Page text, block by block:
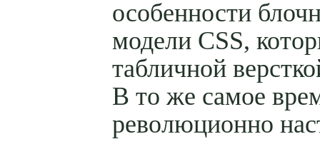
особенности
модели CSS,
табличной
В то же самое
революционно